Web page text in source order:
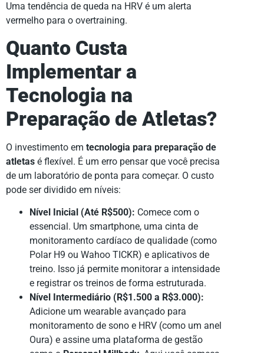
Uma tendência de queda na HRV é um alerta
vermelho para o overtraining.
Quanto Custa
Implementar a
Tecnologia na
Preparação de Atletas?
O investimento em tecnologia para preparação de
atletas é flexível. É um erro pensar que você precisa
de um laboratório de ponta para começar. O custo
pode ser dividido em níveis:
Nível Inicial (Até R$500): Comece com o
essencial. Um smartphone, uma cinta de
monitoramento cardíaco de qualidade (como
Polar H9 ou Wahoo TICKR) e aplicativos de
treino. Isso já permite monitorar a intensidade
e registrar os treinos de forma estruturada.
Nível Intermediário (R$1.500 a R$3.000):
Adicione um wearable avançado para
monitoramento de sono e HRV (como um anel
Oura) e assine uma plataforma de gestão